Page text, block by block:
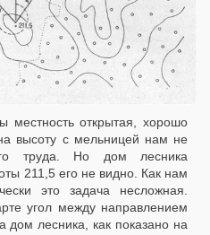
местность открытая, хорошо
высоту с мельницей нам не
труда. Но дом лесника
211,5 его не видно. Как нам
это задача несложная.
угол между направлением
лесника, как показано на